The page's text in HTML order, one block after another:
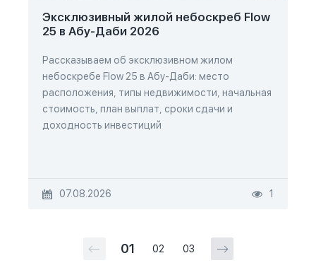
Эксклюзивный жилой небоскреб Flow
25 в Абу-Даби 2026
Рассказываем об эксклюзивном жилом
небоскребе Flow 25 в Абу-Даби: место
расположения, типы недвижимости, начальная
стоимость, план выплат, сроки сдачи и
доходность инвестиций
07.08.2026 1
01 02 03